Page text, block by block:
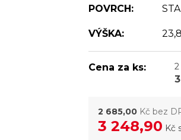
POVRCH:
VÝŠKA:
Cena za ks:
2 685,00 Kč bez
3 248,90 Kč